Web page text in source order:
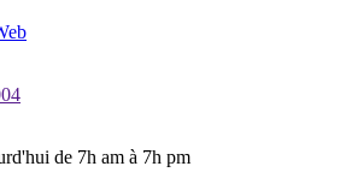
de 7h am à 7h pm